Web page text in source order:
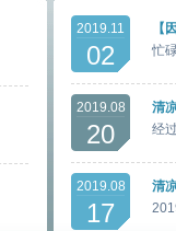
2019.11
02
【
忙
2019.08
20
清
经
2019.08
17
清